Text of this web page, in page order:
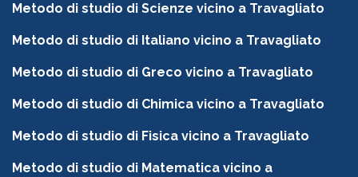
Metodo di studio di Scienze vicino a Travagliato
Metodo di studio di Italiano vicino a Travagliato
Metodo di studio di Greco vicino a Travagliato
Metodo di studio di Chimica vicino a Travagliato
Metodo di studio di Fisica vicino a Travagliato
Metodo di studio di Matematica vicino a